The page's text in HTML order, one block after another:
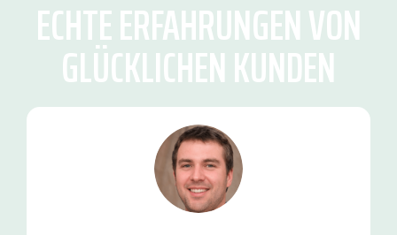
ECHTE ERFAHRUNGEN VON
GLÜCKLICHEN KUNDEN